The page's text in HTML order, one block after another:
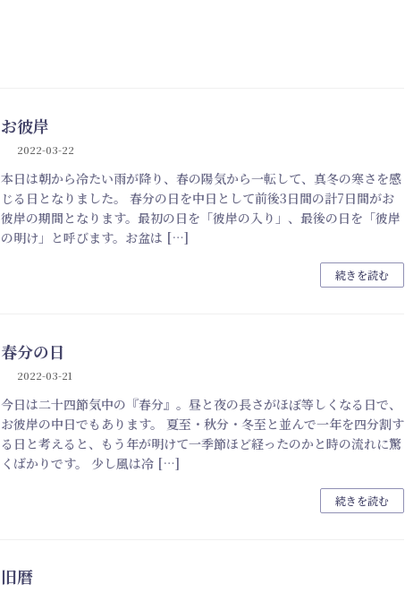
お彼岸
2022-03-22
本日は朝から冷たい雨が降り、春の陽気から一転して、真冬の寒さを感
じる日となりました。 春分の日を中日として前後3日間の計7日間がお
彼岸の期間となります。最初の日を「彼岸の入り」、最後の日を「彼岸
の明け」と呼びます。お盆は […]
続きを読む
春分の日
2022-03-21
今日は二十四節気中の『春分』。昼と夜の長さがほぼ等しくなる日で、
お彼岸の中日でもあります。 夏至・秋分・冬至と並んで一年を四分割す
る日と考えると、もう年が明けて一季節ほど経ったのかと時の流れに驚
くばかりです。 少し風は冷 […]
続きを読む
旧暦